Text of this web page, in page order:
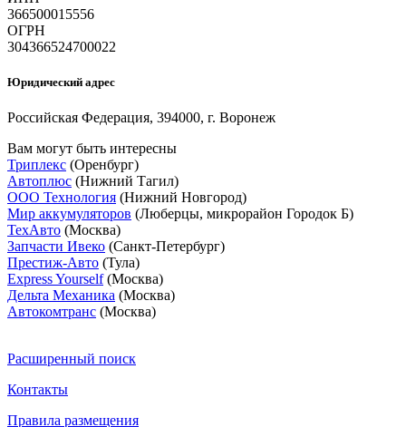
366500015556
ОГРН
304366524700022
Юридический адрес
Российская Федерация, 394000, г. Воронеж
Вам могут быть интересны
Триплекс (Оренбург)
Автоплюс (Нижний Тагил)
ООО Технология (Нижний Новгород)
Мир аккумуляторов (Люберцы, микрорайон Городок Б)
ТехАвто (Москва)
Запчасти Ивеко (Санкт-Петербург)
Престиж-Авто (Тула)
Express Yourself(Москва)
Дельта Механика (Москва)
Автокомтранс (Москва)
Расширенный поиск
Контакты
Правила размещения